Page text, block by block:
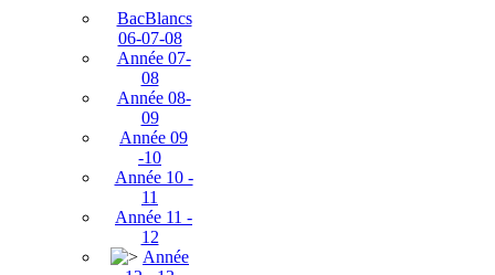
BacBlancs
06-07-08
Année 07-
08
Année 08-
09
Année 09
-10
Année 10 -
11
Année 11 -
12
Année